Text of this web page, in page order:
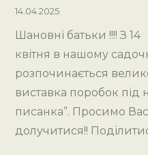
14.04.2025
Шановні батьки !!!! З 14
квітня в нашому
розпочинається
виставка поробок під
писанка”. Просимо Вас
долучитися!!